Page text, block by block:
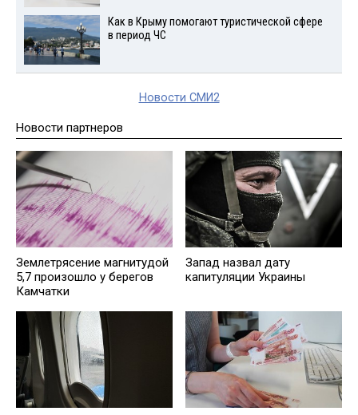
Как в Крыму помогают туристической сфере
в период ЧС
Новости СМИ2
Новости партнеров
Землетрясение магнитудой
5,7 произошло у берегов
Камчатки
Запад назвал дату
капитуляции Украины